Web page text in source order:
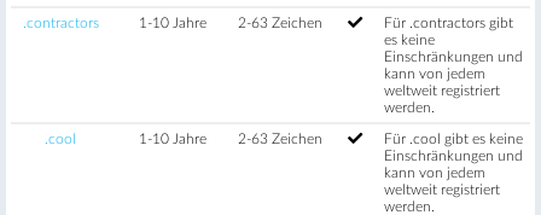
.contractors 1-10 Jahre 2-63 Zeichen
Für .contractors gibt
es keine
Einschränkungen und
kann von jedem
weltweit registriert
werden.
.cool 1-10 Jahre 2-63 Zeichen
Für .cool gibt es keine
Einschränkungen und
kann von jedem
weltweit registriert
werden.